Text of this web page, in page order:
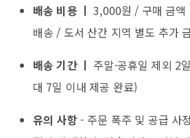
배송 비용 ㅣ3,000원 / 구매 금
배송 / 도서 산간 지역 별도 추가
배송 기간 ㅣ 주말·공휴일 제외 2
대 7일 이내 제공 완료)
유의 사항 - 주문 폭주 및 공급 사